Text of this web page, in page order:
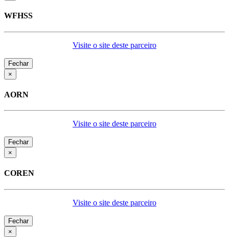
WFHSS
Visite o site deste parceiro
Fechar
×
AORN
Visite o site deste parceiro
Fechar
×
COREN
Visite o site deste parceiro
Fechar
×